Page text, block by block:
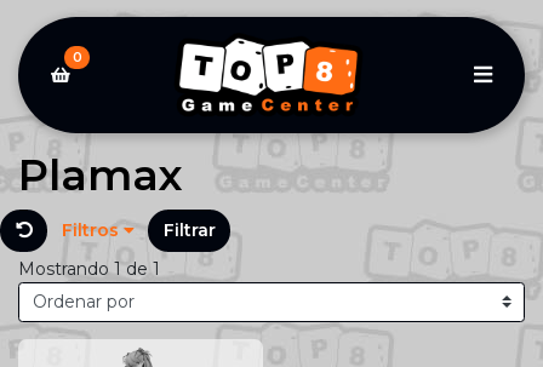
0
Plamax
Filtros
Filtrar
Mostrando 1 de 1